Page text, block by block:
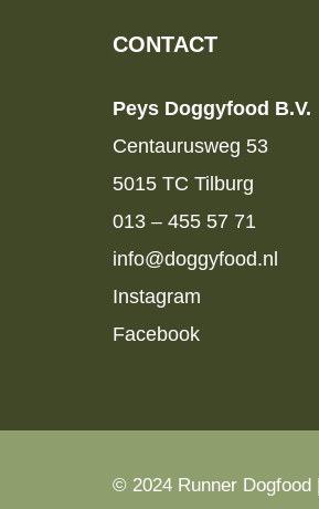
CONTACT
Peys Doggyfood B.V.
Centaurusweg 53
5015 TC Tilburg
013 – 455 57 71
info@doggyfood.nl
Instagram
Facebook
© 2024 Runner Dogfood